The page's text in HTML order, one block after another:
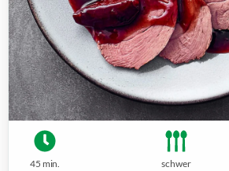
45 min. schwer